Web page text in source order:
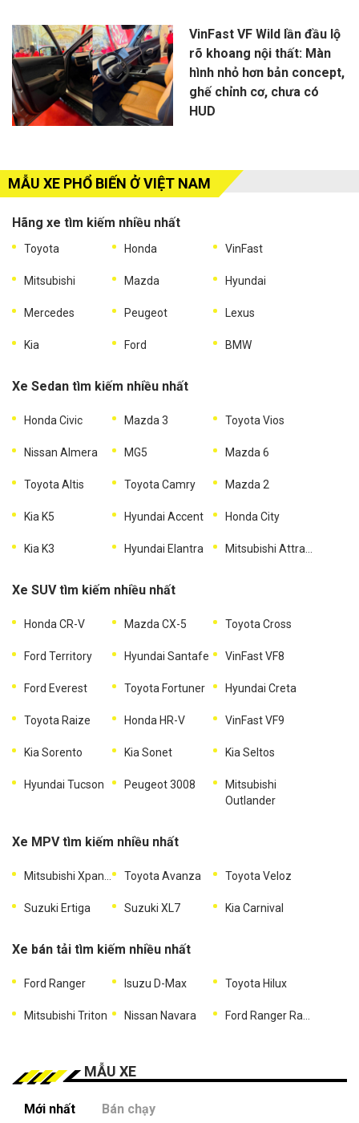
VinFast VF Wild lần đầu lộ
rõ khoang nội thất: Màn
hình nhỏ hơn bản concept,
ghế chỉnh cơ, chưa có
HUD
MẪU XE PHỔ BIẾN Ở VIỆT NAM
Hãng xe tìm kiếm nhiều nhất
Toyota Honda VinFast
Mitsubishi Mazda Hyundai
Mercedes Peugeot Lexus
Kia Ford BMW
Xe Sedan tìm kiếm nhiều nhất
Honda Civic Mazda 3 Toyota Vios
Nissan Almera MG5 Mazda 6
Toyota Altis Toyota Camry Mazda 2
Kia K5 Hyundai Accent Honda City
Kia K3 Hyundai Elantra Mitsubishi Attrage
Xe SUV tìm kiếm nhiều nhất
Honda CR-V Mazda CX-5 Toyota Cross
Ford Territory Hyundai Santafe VinFast VF8
Ford Everest Toyota Fortuner Hyundai Creta
Toyota Raize Honda HR-V VinFast VF9
Kia Sorento Kia Sonet Kia Seltos
Hyundai Tucson Peugeot 3008
Mitsubishi
Outlander
Xe MPV tìm kiếm nhiều nhất
Mitsubishi Xpander Toyota Avanza Toyota Veloz
Suzuki Ertiga Suzuki XL7 Kia Carnival
Xe bán tải tìm kiếm nhiều nhất
Ford Ranger Isuzu D-Max Toyota Hilux
Mitsubishi Triton Nissan Navara Ford Ranger Raptor
MẪU XE
Mới nhất Bán chạy